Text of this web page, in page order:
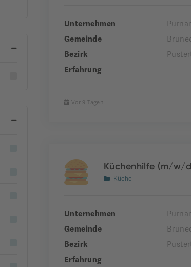
Unternehmen
Gemeinde
Bezirk
Erfahrung
Vor 9 Tagen
Küchenhilfe (m/w/
Küche
Unternehmen
Gemeinde
Bezirk
Erfahrung